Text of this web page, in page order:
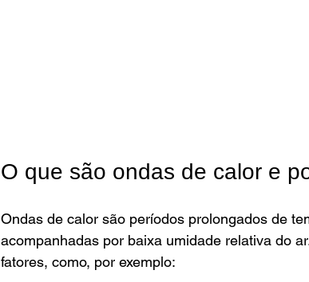
O que são ondas de calor e
Ondas de calor são períodos prolongados de
acompanhadas por baixa umidade relativa do
fatores, como, por exemplo: